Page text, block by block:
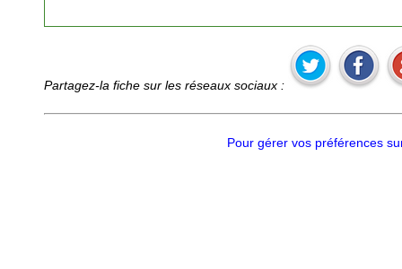
Partagez-la fiche sur les réseaux sociaux :
Pour gérer vos préférences